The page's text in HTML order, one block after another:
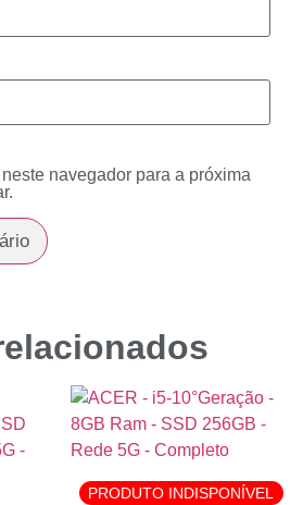
navegador para a próxima
PRODUTO INDISPONÍVEL